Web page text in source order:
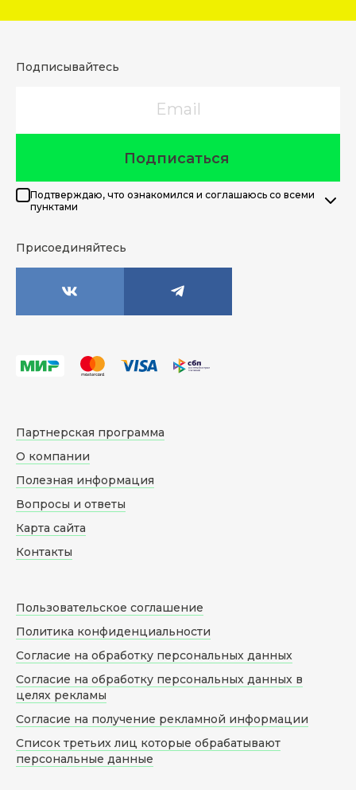
Подписывайтесь
Подписаться
Подтверждаю, что ознакомился и соглашаюсь со всеми
пунктами
Присоединяйтесь
Партнерская программа
О компании
Полезная информация
Вопросы и ответы
Карта сайта
Контакты
Пользовательское соглашение
Политика конфиденциальности
Согласие на обработку персональных данных
Согласие на обработку персональных данных в
целях рекламы
Согласие на получение рекламной информации
Список третьих лиц которые обрабатывают
персональные данные